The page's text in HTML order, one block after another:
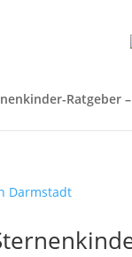
Ratgeber